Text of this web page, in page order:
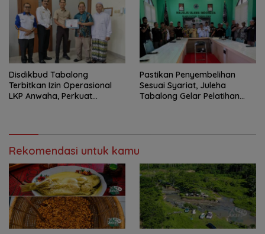
Disdikbud Tabalong
Terbitkan Izin Operasional
LKP Anwaha, Perkuat
Pastikan Penyembelihan
Sesuai Syariat, Juleha
Tabalong Gelar Pelatihan
Rekomendasi untuk kamu